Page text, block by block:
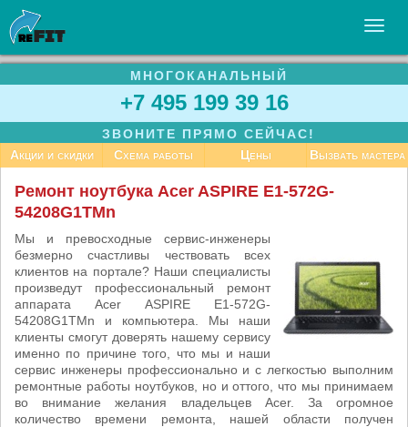
УСЛУГИ
БИЗНЕСУ
СТАТЬИ
МНОГОКАНАЛЬНЫЙ
+7 495 199 39 16
ЗВОНИТЕ ПРЯМО СЕЙЧАС!
Акции и скидки
Схема работы Цены Вызвать мастера
Ремонт ноутбука Acer ASPIRE E1-572G-
54208G1TMn
Мы и превосходные сервис-инженеры
безмерно счастливы чествовать всех
клиентов на портале? Наши специалисты
произведут профессиональный ремонт
аппарата Acer ASPIRE E1-572G-
54208G1TMn и компьютера. Мы наши
клиенты смогут доверять нашему сервису
именно по причине того, что мы и наши
сервис инженеры профессионально и с легкостью выполним
ремонтные работы ноутбуков, но и оттого, что мы принимаем
во внимание желания владельцев Acer. За огромное
количество времени ремонта, нашей области получен